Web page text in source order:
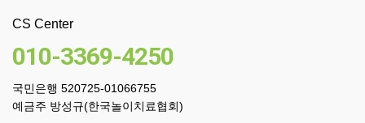
CS Center
010-3369-4250
국민은행 520725-01066755
예금주 방성규(한국놀이치료협회)